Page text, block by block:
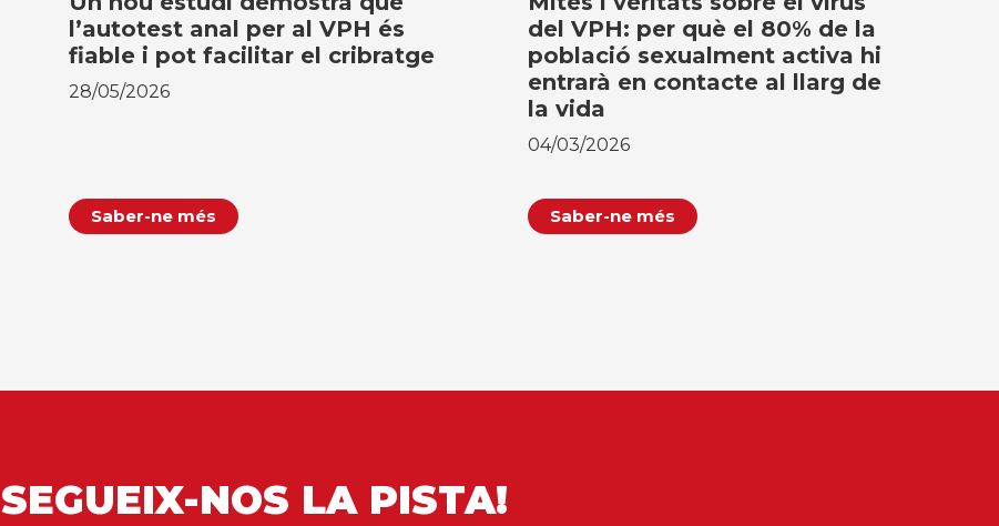
l’autotest anal per al VPH és
fiable i pot facilitar el cribratge
28/05/2026
Saber-ne més
del VPH: per què el 80% de la
població sexualment activa hi
entrarà en contacte al llarg de
la vida
04/03/2026
Saber-ne més
SEGUEIX-NOS LA PISTA!